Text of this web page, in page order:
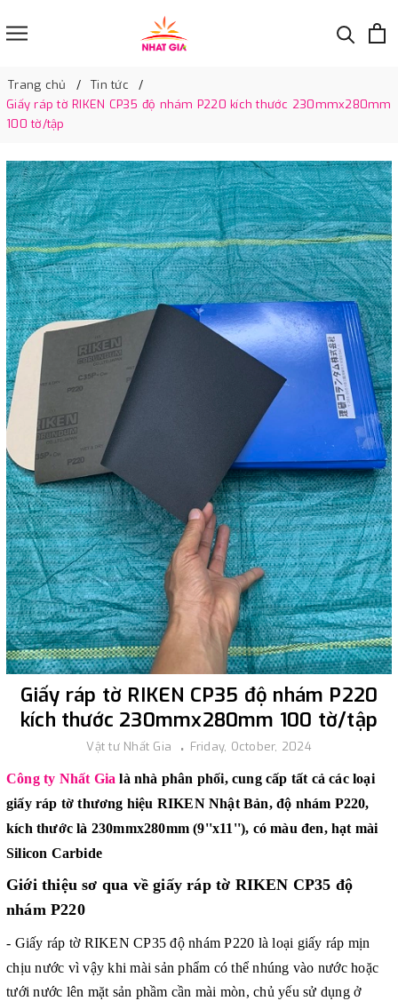
Trang chủ
Tin tức
Giấy ráp tờ RIKEN CP35 độ nhám P220 kích thước 230mmx280mm
100 tờ/tập
Giấy ráp tờ RIKEN CP35 độ nhám P220
kích thước 230mmx280mm 100 tờ/tập
Vật tư Nhất Gia Friday, October, 2024
Công ty Nhất Gia là nhà phân phối, cung cấp tất cả các loại
giấy ráp tờ thương hiệu RIKEN Nhật Bản, độ nhám P220,
kích thước là 230mmx280mm (9''x11''), có màu đen, hạt mài
Silicon Carbide
Giới thiệu sơ qua về giấy ráp tờ RIKEN CP35 độ
nhám P220
- Giấy ráp tờ RIKEN CP35 độ nhám P220 là loại giấy ráp mịn
chịu nước vì vậy khi mài sản phẩm có thể nhúng vào nước hoặc
tưới nước lên mặt sản phầm cần mài mòn, chủ yếu sử dụng ở